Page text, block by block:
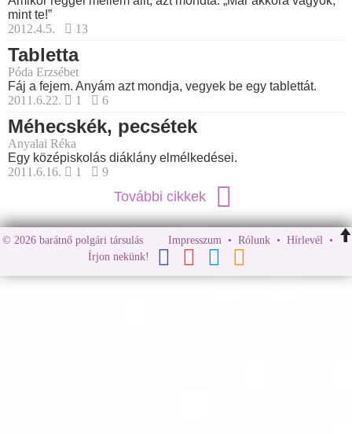
mint te!”
2012.4.5.
13
Tabletta
Póda Erzsébet
Fáj a fejem. Anyám azt mondja, vegyek be egy tablettát.
2011.6.22.
1 6
Méhecskék, pecsétek
Anyalai Réka
Egy középiskolás diáklány elmélkedései.
2011.6.16.
1 9
További cikkek
© 2026 barátnő polgári társulás Impresszum • Rólunk• Hírlevél •
Írjon nekünk!